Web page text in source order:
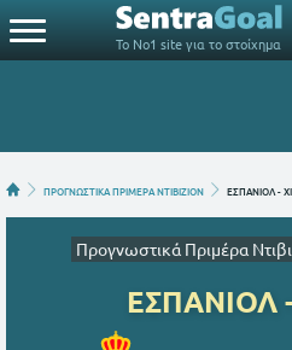
Το Νο1 site για το στοίχημα
ΠΡΟΓΝΩΣΤΙΚΑ ΠΡΙΜΕΡΑ ΝΤΙΒΙΖΙΟΝ ΕΣΠΑΝΙΟΛ -
Προγνωστικά Πριμέρα
ΕΣΠΑΝΙΟΛ